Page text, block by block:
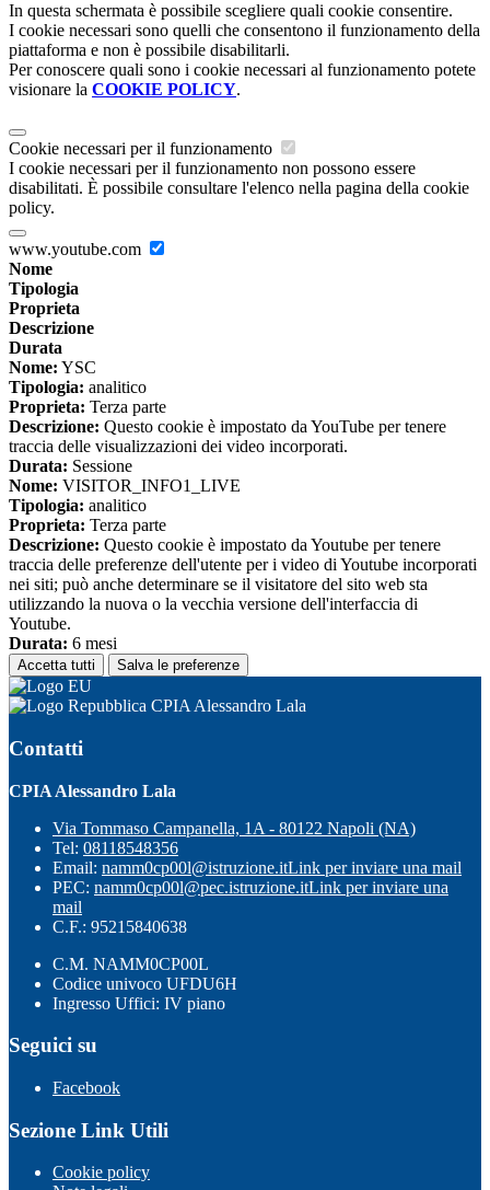
In questa schermata è possibile scegliere quali cookie consentire.
I cookie necessari sono quelli che consentono il funzionamento della
piattaforma e non è possibile disabilitarli.
Per conoscere quali sono i cookie necessari al funzionamento potete
visionare la COOKIE POLICY.
Cookie necessari per il funzionamento
I cookie necessari per il funzionamento non possono essere
disabilitati. È possibile consultare l'elenco nella pagina della cookie
policy.
www.youtube.com
Nome
Tipologia
Proprieta
Descrizione
Durata
Nome: YSC
Tipologia: analitico
Proprieta: Terza parte
Descrizione: Questo cookie è impostato da YouTube per tenere
traccia delle visualizzazioni dei video incorporati.
Durata: Sessione
Nome: VISITOR_INFO1_LIVE
Tipologia: analitico
Proprieta: Terza parte
Descrizione: Questo cookie è impostato da Youtube per tenere
traccia delle preferenze dell'utente per i video di Youtube incorporati
nei siti; può anche determinare se il visitatore del sito web sta
utilizzando la nuova o la vecchia versione dell'interfaccia di
Youtube.
Durata: 6 mesi
Accetta tutti Salva le preferenze
CPIA Alessandro Lala
Contatti
CPIA Alessandro Lala
Via Tommaso Campanella, 1A - 80122 Napoli (NA)
Tel: 08118548356
Email: namm0cp00l@istruzione.itLink per inviare una mail
PEC: namm0cp00l@pec.istruzione.itLink per inviare una
mail
C.F.: 95215840638
C.M. NAMM0CP00L
Codice univoco UFDU6H
Ingresso Uffici: IV piano
Seguici su
Facebook
Sezione Link Utili
Cookie policy